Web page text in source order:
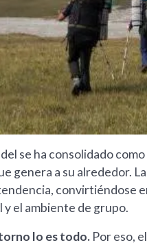
se ha consolidado
genera a su alrededor.
convirtiéndose
y el ambiente de grupo.
lo es todo. Por eso,